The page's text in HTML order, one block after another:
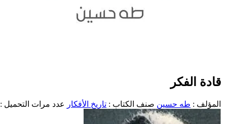
قادة الفكر
المؤلف : طه حسين صنف الكتاب : تاريخ الأفكار عدد مرات التحميل : 1